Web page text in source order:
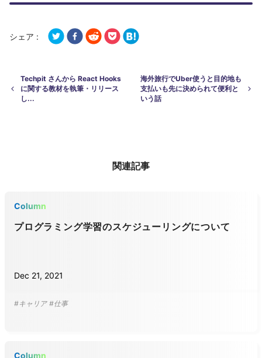
シェア :
Techpit さんから React Hooks
に関する教材を執筆・リリース
し...
海外旅行でUber使うと目的地も
支払いも先に決められて便利と
いう話
関連記事
Column
プログラミング学習のスケジューリングについて
Dec 21, 2021
#キャリア #仕事
Column